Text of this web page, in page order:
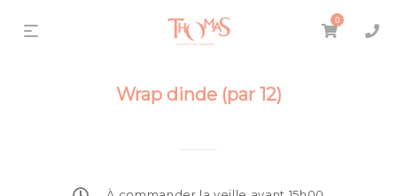
0
Wrap dinde (par 12)